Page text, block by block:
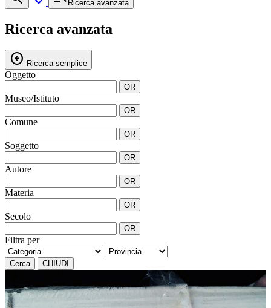
Ricerca avanzata
Ricerca avanzata
arrow_circle_left Ricerca semplice
Oggetto
OR
Museo/Istituto
OR
Comune
OR
Soggetto
OR
Autore
OR
Materia
OR
Secolo
OR
Filtra per
Cerca CHIUDI